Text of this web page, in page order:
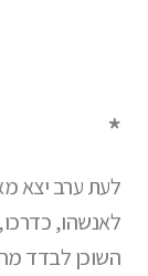
*
לעת ערב יצא
לאנשהו,
השוכן לבדד